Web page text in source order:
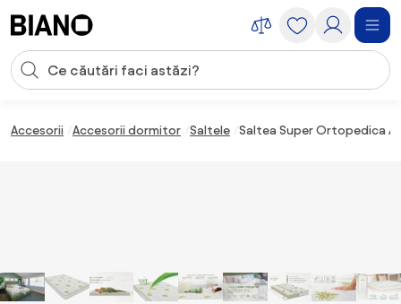
Introducerea căutării
Accesorii Accesorii dormitor Saltele Saltea Super Ortopedica